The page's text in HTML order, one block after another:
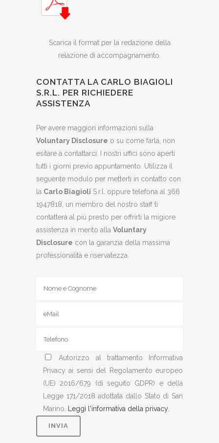
Scarica il format per la redazione della
relazione di accompagnamento.
CONTATTA LA CARLO BIAGIOLI
S.R.L. PER RICHIEDERE
ASSISTENZA
Per avere maggiori informazioni sulla
Voluntary Disclosure o su come farla, non
esitare a contattarci. I nostri uffici sono aperti
tutti i giorni previo appuntamento. Utilizza il
seguente modulo per metterti in contatto con
la Carlo Biagioli S.r.l. oppure telefona al 366
1947818, un membro del nostro staff ti
contatterà al più presto per offrirti la migiore
assistenza in merito alla Voluntary
Disclosure con la garanzia della massima
professionalità e riservatezza.
Autorizzo al trattamento Informativa
Privacy ai sensi del Regolamento europeo
(UE) 2016/679 (di seguito GDPR) e della
Legge 171/2018 adottata dallo Stato di San
Marino.
Leggi l'informativa della privacy.